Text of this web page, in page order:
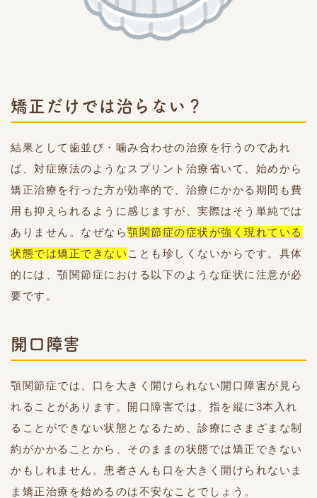
矯正だけでは治らない？
結果として歯並び・噛み合わせの治療を行うのであれ
ば、対症療法のようなスプリント治療省いて、始めから
矯正治療を行った方が効率的で、治療にかかる期間も費
用も抑えられるように感じますが、実際はそう単純では
ありません。なぜなら顎関節症の症状が強く現れている
状態では矯正できない ことも珍しくないからです。具体
的には、顎関節症における以下のような症状に注意が必
要です。
開口障害
顎関節症では、口を大きく開けられない開口障害が見ら
れることがあります。開口障害では、指を縦に3本入れ
ることができない状態となるため、診療にさまざまな制
約がかかることから、そのままの状態では矯正できない
かもしれません。患者さんも口を大きく開けられないま
ま矯正治療を始めるのは不安なことでしょう。